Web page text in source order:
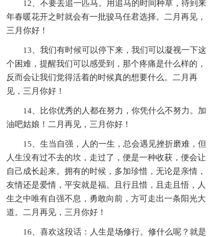
12、不要去追一匹马。用追马的时间种草，待到来
年春暖花开之时就会有一批骏马任君选择。二月再见，
三月你好！
13、我们有时候可以停下来，我们可以凝视一下这
个困难，提醒我们可以感受到，那个疼痛是什么样的，
反而会让我们觉得活着的时候真的想要什么。二月再
见，三月你好！
14、比你优秀的人都在努力，你凭什么不努力。加
油吧姑娘！二月再见，三月你好！
15、生当自强，人的一生，总会遇见挫折磨难，但
人生没有过不去的坎，走过了，便是一种收获，便会让
自己成长起来。拥有的时候，多加珍惜，无论是亲情，
友情还是爱情，平安就是福。且行且惜，且走且悟，人
生之中唯有自强不息，勇敢向前，方可走出一条阳光大
道。二月再见，三月你好！
16、喜欢这段话：人生是场修行。修什么呢？就是